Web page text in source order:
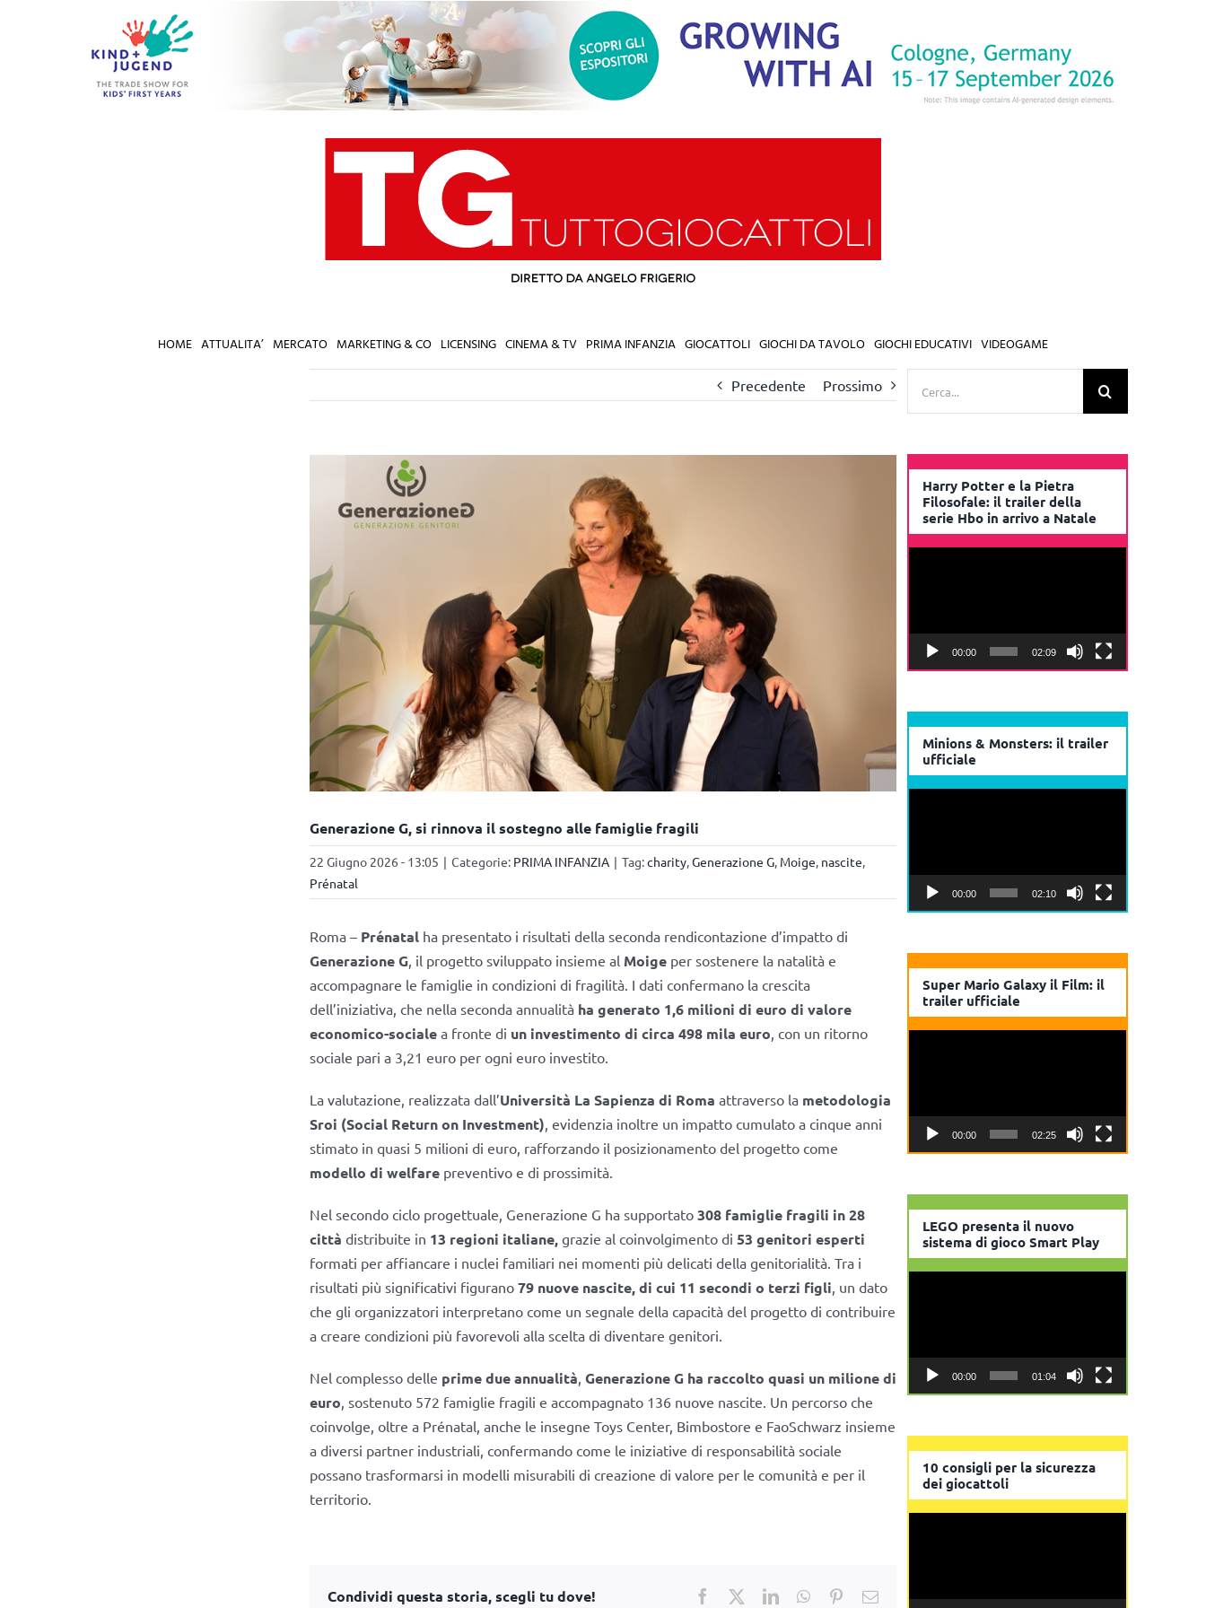
HOME ATTUALITA’ MERCATO MARKETING & CO LICENSING CINEMA & TV PRIMA INFANZIA GIOCATTOLI GIOCHI DA TAVOLO GIOCHI EDUCATIVI VIDEOGAME
Precedente Prossimo
Generazione G, si rinnova il sostegno alle famiglie fragili
22 Giugno 2026 - 13:05 | Categorie: PRIMA INFANZIA | Tag:charity,Generazione G, Moige, nascite,
Prénatal
Roma – Prénatal ha presentato i risultati della seconda rendicontazione d’impatto di
Generazione G, il progetto sviluppato insieme al Moigeper sostenere la natalità e
accompagnare le famiglie in condizioni di fragilità. I dati confermano la crescita
dell’iniziativa, che nella seconda annualità ha generato 1,6 milioni di euro di valore
economico-socialea fronte di un investimento di circa 498 mila euro , con un ritorno
sociale pari a 3,21 euro per ogni euro investito.
La valutazione, realizzata dall’Università La Sapienza di Roma attraverso la metodologia
Sroi (Social Return on Investment) , evidenzia inoltre un impatto cumulato a cinque anni
stimato in quasi 5 milioni di euro, rafforzando il posizionamento del progetto come
modello di welfarepreventivo e di prossimità.
Nel secondo ciclo progettuale, Generazione G ha supportato 308 famiglie fragili in 28
città distribuite in 13 regioni italiane, grazie al coinvolgimento di 53 genitori esperti
formati per affiancare i nuclei familiari nei momenti più delicati della genitorialità. Tra i
risultati più significativi figurano 79 nuove nascite, di cui 11 secondi o terzi figli , un dato
che gli organizzatori interpretano come un segnale della capacità del progetto di contribuire
a creare condizioni più favorevoli alla scelta di diventare genitori.
Nel complesso delle prime due annualità Generazione G ha raccolto quasi un milione di
euro , sostenuto 572 famiglie fragili e accompagnato 136 nuove nascite. Un percorso che
coinvolge, oltre a Prénatal, anche le insegne Toys Center, Bimbostore e FaoSchwarz insieme
a diversi partner industriali, confermando come le iniziative di responsabilità sociale
possano trasformarsi in modelli misurabili di creazione di valore per le comunità e per il
territorio.
Condividi questa storia, scegli tu dove! Facebook LinkedInWhatsApp
PinterestEmail
Harry Potter e la Pietra
Filosofale: il trailer della
serie Hbo in arrivo a Natale
00:00 02:09
Minions & Monsters: il trailer
ufficiale
00:00 02:10
Super Mario Galaxy il Film: il
trailer ufficiale
00:00 02:25
LEGO presenta il nuovo
sistema di gioco Smart Play
00:00 01:04
10 consigli per la sicurezza
dei giocattoli